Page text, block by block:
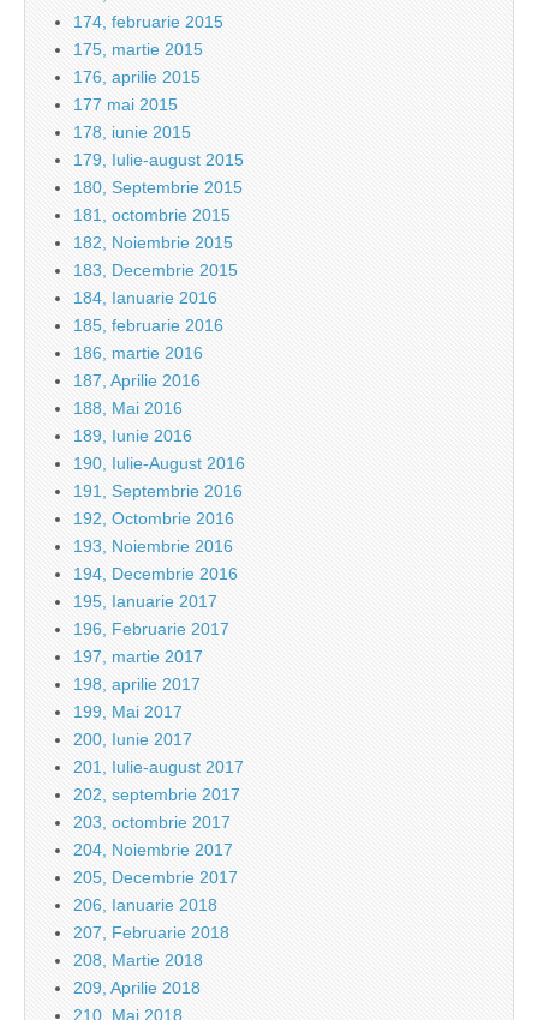
174, februarie 2015
175, martie 2015
176, aprilie 2015
177 mai 2015
178, iunie 2015
179, Iulie-august 2015
180, Septembrie 2015
181, octombrie 2015
182, Noiembrie 2015
183, Decembrie 2015
184, Ianuarie 2016
185, februarie 2016
186, martie 2016
187, Aprilie 2016
188, Mai 2016
189, Iunie 2016
190, Iulie-August 2016
191, Septembrie 2016
192, Octombrie 2016
193, Noiembrie 2016
194, Decembrie 2016
195, Ianuarie 2017
196, Februarie 2017
197, martie 2017
198, aprilie 2017
199, Mai 2017
200, Iunie 2017
201, Iulie-august 2017
202, septembrie 2017
203, octombrie 2017
204, Noiembrie 2017
205, Decembrie 2017
206, Ianuarie 2018
207, Februarie 2018
208, Martie 2018
209, Aprilie 2018
210, Mai 2018